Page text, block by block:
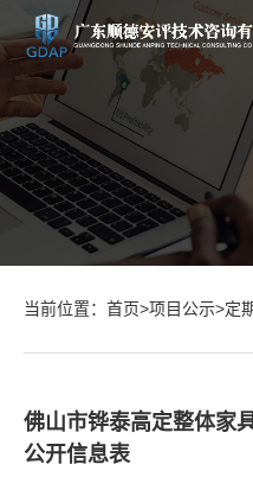
当前位置： 首页>项目公示>定
佛山市铧泰高定整体家
公开信息表